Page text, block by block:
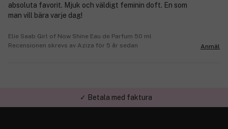
absoluta favorit. Mjuk och väldigt feminin doft. En som
man vill bära varje dag!
Elie Saab Girl of Now Shine Eau de Parfum 50 ml
Recensionen skrevs av Aziza för 5 år sedan
Anmäl
✓ Trygg E-handel